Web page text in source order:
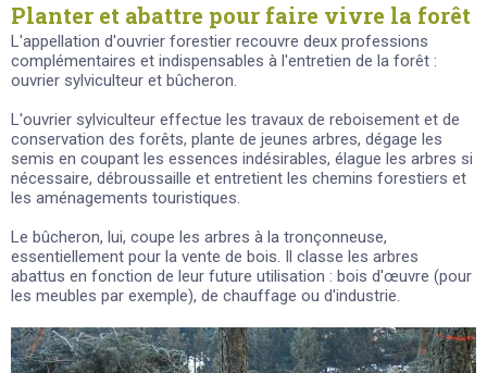
Planter et abattre pour faire vivre la forêt
L'appellation d'ouvrier forestier recouvre deux professions
complémentaires et indispensables à l'entretien de la forêt :
ouvrier sylviculteur et bûcheron.
L'ouvrier sylviculteur effectue les travaux de reboisement et de
conservation des forêts, plante de jeunes arbres, dégage les
semis en coupant les essences indésirables, élague les arbres si
nécessaire, débroussaille et entretient les chemins forestiers et
les aménagements touristiques.
Le bûcheron, lui, coupe les arbres à la tronçonneuse,
essentiellement pour la vente de bois. Il classe les arbres
abattus en fonction de leur future utilisation : bois d'œuvre (pour
les meubles par exemple), de chauffage ou d'industrie.